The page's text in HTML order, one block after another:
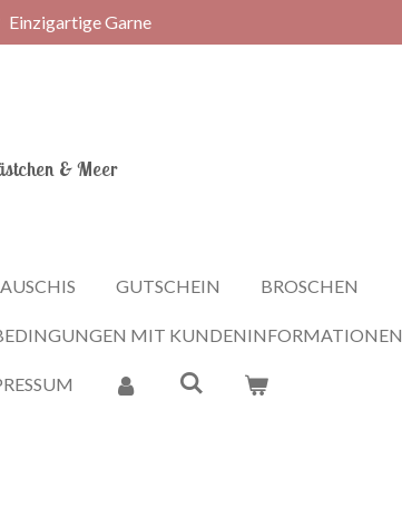
Einzigartige Garne
& Meer
GUTSCHEIN BROSCHEN
MIT KUNDENINFORMATIONEN